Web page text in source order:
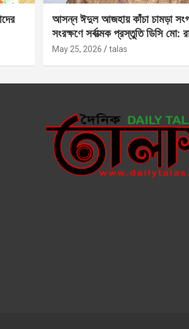
আসন্ন ঈদুল আজহায় কাঁচা চামড়া
সংরক্ষণে সর্বাত্মক প্রস্তুতি ডিসি মো:
কবির
May 25, 2026 talas